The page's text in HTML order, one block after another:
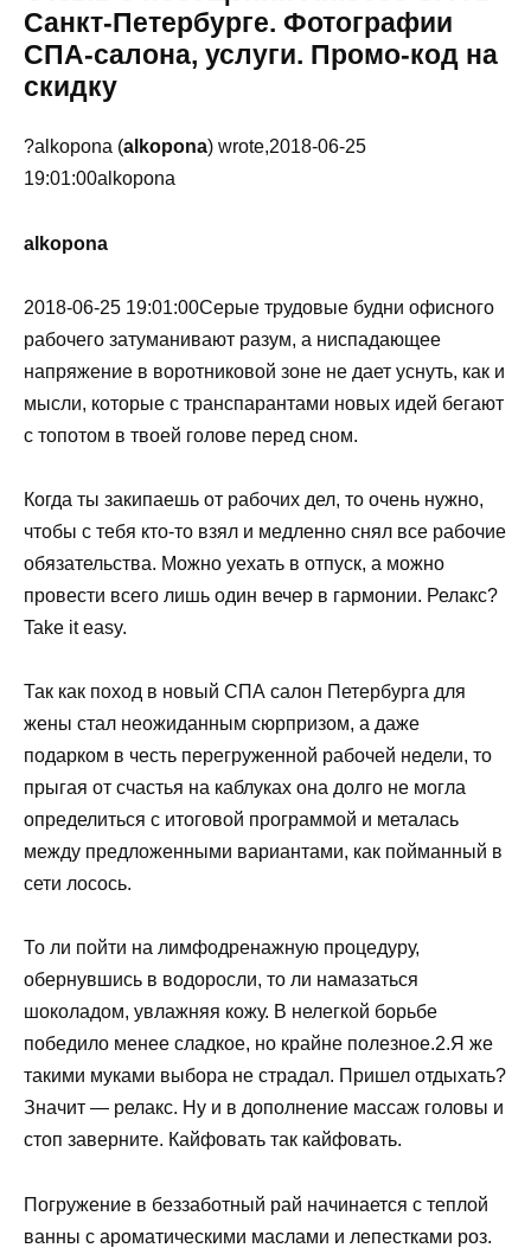
Санкт-Петербурге. Фотографии
СПА-салона, услуги. Промо-код на
скидку
?alkopona (alkopona) wrote,2018-06-25
19:01:00alkopona
alkopona
2018-06-25 19:01:00Серые трудовые будни офисного
рабочего затуманивают разум, а ниспадающее
напряжение в воротниковой зоне не дает уснуть, как и
мысли, которые с транспарантами новых идей бегают
с топотом в твоей голове перед сном.
Когда ты закипаешь от рабочих дел, то очень нужно,
чтобы с тебя кто-то взял и медленно снял все рабочие
обязательства. Можно уехать в отпуск, а можно
провести всего лишь один вечер в гармонии. Релакс?
Take it easy.
Так как поход в новый СПА салон Петербурга для
жены стал неожиданным сюрпризом, а даже
подарком в честь перегруженной рабочей недели, то
прыгая от счастья на каблуках она долго не могла
определиться с итоговой программой и металась
между предложенными вариантами, как пойманный в
сети лосось.
То ли пойти на лимфодренажную процедуру,
обернувшись в водоросли, то ли намазаться
шоколадом, увлажняя кожу. В нелегкой борьбе
победило менее сладкое, но крайне полезное.2.Я же
такими муками выбора не страдал. Пришел отдыхать?
Значит — релакс. Ну и в дополнение массаж головы и
стоп заверните. Кайфовать так кайфовать.
Погружение в беззаботный рай начинается с теплой
ванны с ароматическими маслами и лепестками роз.